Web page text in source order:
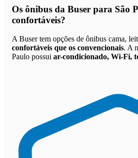
Os ônibus da Buser para São
confortáveis?
A Buser tem opções de ônibus cama,
confortáveis que os convencionais. A
Paulo possui ar-condicionado, Wi-Fi,